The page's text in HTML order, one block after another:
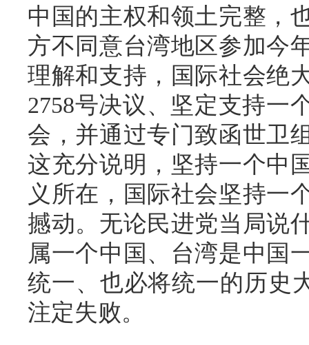
中国的主权和领土完整，
方不同意台湾地区参加今
理解和支持，国际社会绝
2758号决议、坚定支持一
会，并通过专门致函世卫
这充分说明，坚持一个中
义所在，国际社会坚持一
撼动。无论民进党当局说
属一个中国、台湾是中国
统一、也必将统一的历史
注定失败。